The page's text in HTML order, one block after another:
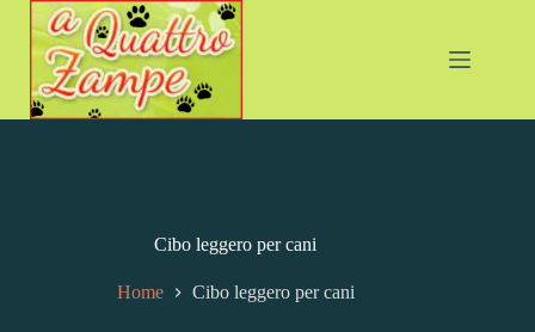
Cibo leggero per cani
Home Cibo leggero per cani